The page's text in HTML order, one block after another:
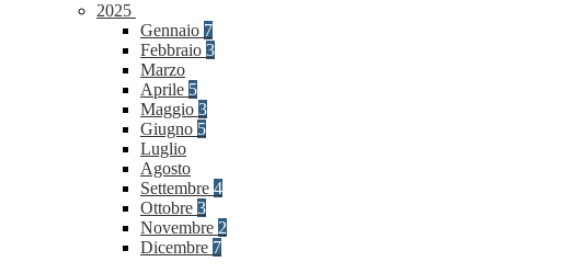
2025
Gennaio 7
Febbraio 3
Marzo
Aprile 5
Maggio 3
Giugno 5
Luglio
Agosto
Settembre 4
Ottobre 3
Novembre 2
Dicembre 7